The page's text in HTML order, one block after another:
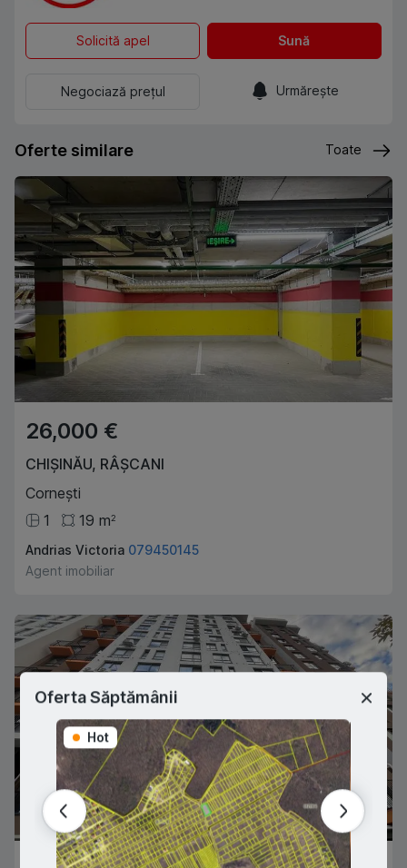
Solicită apel Sună
Negociază prețul Urmărește
Oferte similare Toate
26,000 €
CHIȘINĂU, RÂȘCANI
Cornești
1
19 m2
Andrias Victoria 079450145
Agent imobiliar
Oferta Săptămânii
Hot Hot